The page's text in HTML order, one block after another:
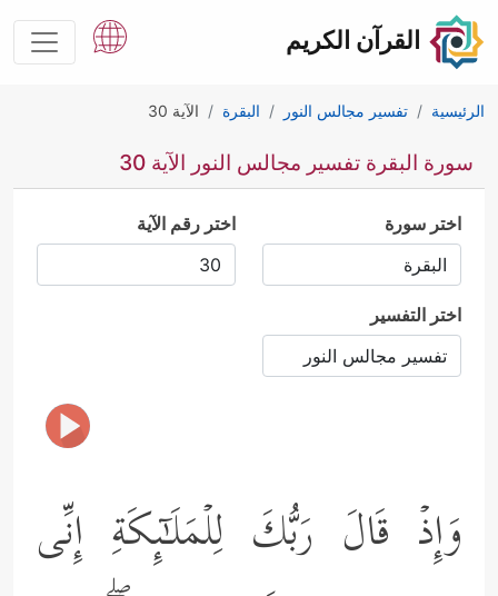
القرآن الكريم
الرئيسية تفسير مجالس النور البقرة الآية 30
سورة البقرة تفسير مجالس النور الآية 30
اختر سورة اختر رقم الآية
اختر التفسير
وَإِذۡ قَالَ رَبُّكَ لِلۡمَلَـٰۤىِٕكَةِ إِنِّی